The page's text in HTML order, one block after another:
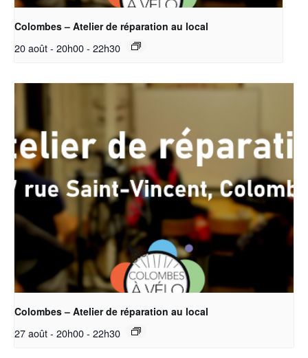
Colombes – Atelier de réparation au local
20 août - 20h00- 22h30
Colombes – Atelier de réparation au local
27 août - 20h00- 22h30